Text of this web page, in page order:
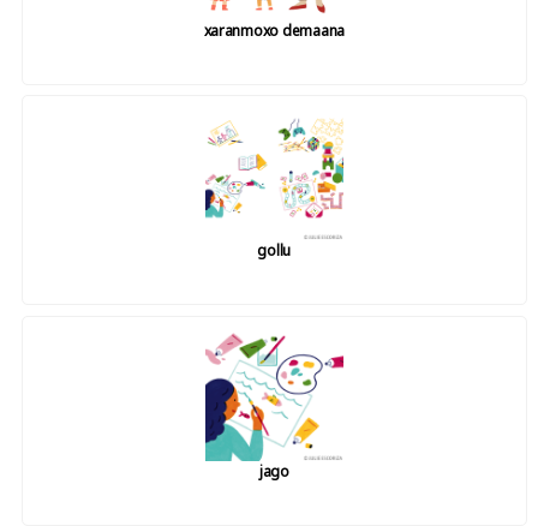
xaranmoxo demaana
gollu
jago